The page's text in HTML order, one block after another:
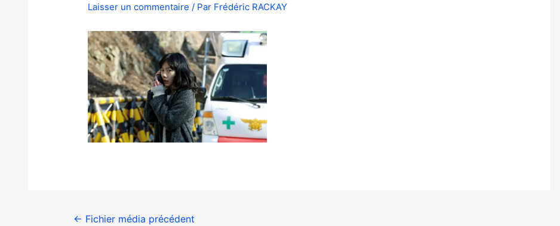
Laisser un commentaire / Par Frédéric RACKAY
← Fichier média précédent